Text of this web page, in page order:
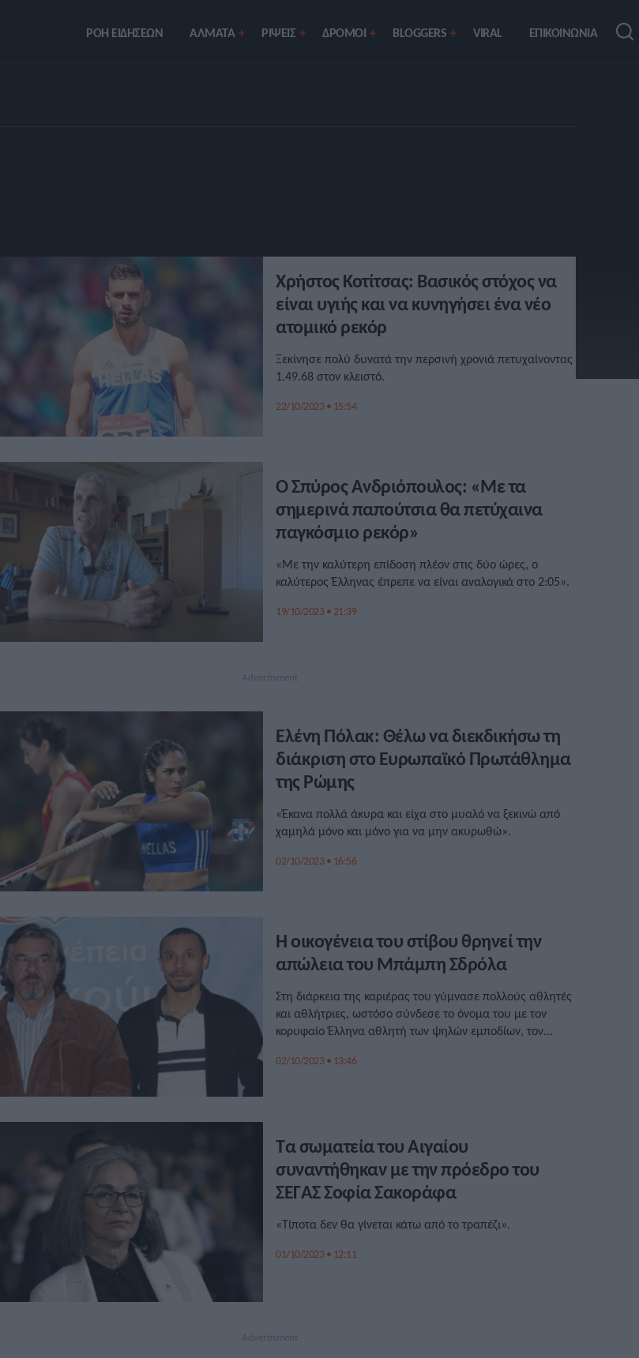
ΡΟΗ ΕΙΔΗΣΕΩΝ ΑΛΜΑΤΑ ΡIΨΕΙΣ ΔΡΟΜΟΙ BLOGGERS VIRAL ΕΠΙΚΟΙΝΩΝΙΑ
Χρήστος Κοτίτσας: Βασικός στόχος να
είναι υγιής και να κυνηγήσει ένα νέο
ατομικό ρεκόρ
Ξεκίνησε πολύ δυνατά την περσινή χρονιά πετυχαίνοντας
1.49.68 στον κλειστό.
22/10/2023 • 15:54
O Σπύρος Ανδριόπουλος: «Με τα
σημερινά παπούτσια θα πετύχαινα
παγκόσμιο ρεκόρ»
«Με την καλύτερη επίδοση πλέον στις δύο ώρες, ο
καλύτερος Έλληνας έπρεπε να είναι αναλογικά στο 2:05».
19/10/2023 • 21:39
Ελένη Πόλακ: Θέλω να διεκδικήσω τη
διάκριση στο Ευρωπαϊκό Πρωτάθλημα
της Ρώμης
«Έκανα πολλά άκυρα και είχα στο μυαλό να ξεκινώ από
χαμηλά μόνο και μόνο για να μην ακυρωθώ».
02/10/2023 • 16:56
Η οικογένεια του στίβου θρηνεί την
απώλεια του Μπάμπη Σδρόλα
Στη διάρκεια της καριέρας του γύμνασε πολλούς αθλητές
και αθλήτριες, ωστόσο σύνδεσε το όνομα του με τον
κορυφαίο Έλληνα αθλητή των ψηλών εμποδίων, τον
02/10/2023 • 13:46
Τα σωματεία του Αιγαίου
συναντήθηκαν με την πρόεδρο του
ΣΕΓΑΣ Σοφία Σακοράφα
«Τίποτα δεν θα γίνεται κάτω από το τραπέζι».
01/10/2023 • 12:11